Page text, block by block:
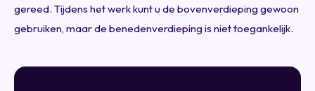
gereed. Tijdens het werk kunt u de bovenverdieping gewoon
gebruiken, maar de benedenverdieping is niet toegankelijk.